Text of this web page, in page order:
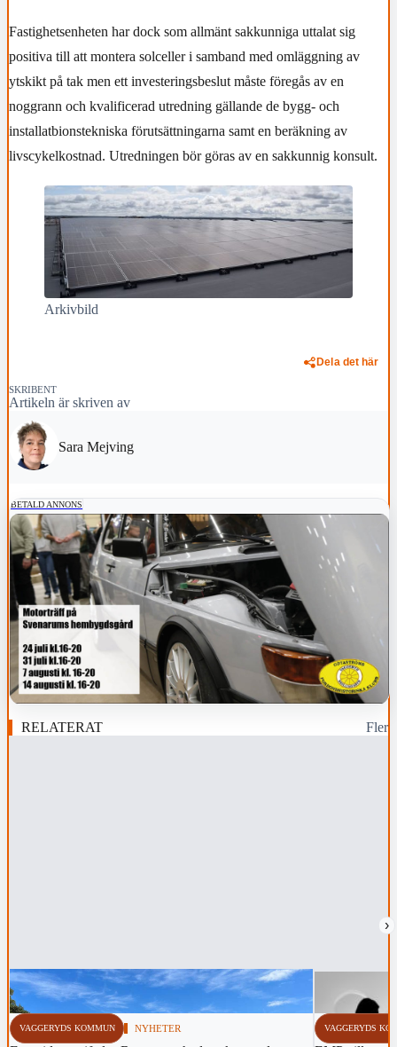
Fastighetsenheten har dock som allmänt sakkunniga uttalat sig
positiva till att montera solceller i samband med omläggning av
ytskikt på tak men ett investeringsbeslut måste föregås av en
noggrann och kvalificerad utredning gällande de bygg- och
installatbionstekniska förutsättningarna samt en beräkning av
livscykelkostnad. Utredningen bör göras av en sakkunnig konsult.
Arkivbild
Dela det här
SKRIBENT
Artikeln är skriven av
Sara Mejving
BETALD ANNONS
RELATERAT Fler
›
VAGGERYDS KOMMUN NYHETER VAGGERYDS